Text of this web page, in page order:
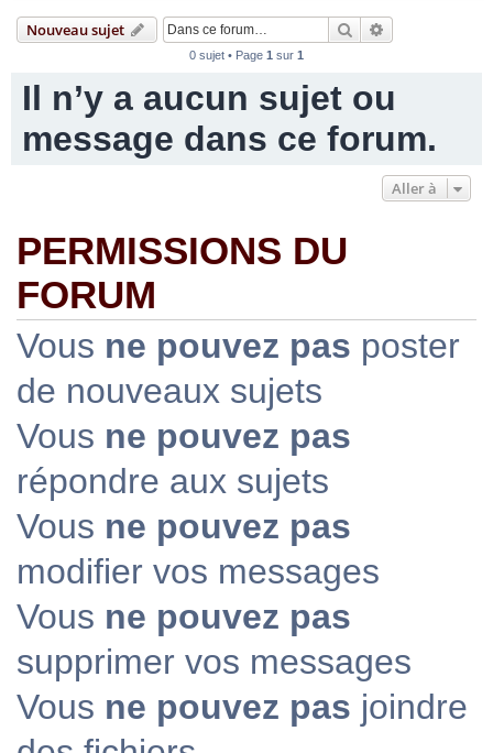
r
Nouveau sujet Rechercher
0 sujet • Page 1 sur 1
Il n’y a aucun sujet ou
message dans ce forum.
Aller à
PERMISSIONS DU
FORUM
Vous ne pouvez pas poster
de nouveaux sujets
Vous ne pouvez pas
répondre aux sujets
Vous ne pouvez pas
modifier vos messages
Vous ne pouvez pas
supprimer vos messages
Vous ne pouvez pas joindre